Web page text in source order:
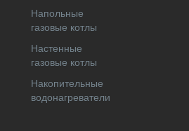
Напольные
газовые котлы
Настенные
газовые котлы
Накопительные
водонагреватели